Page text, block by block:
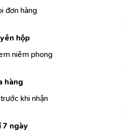
đơn hàng
hộp
niêm phong
hàng
khi nhận
ngày